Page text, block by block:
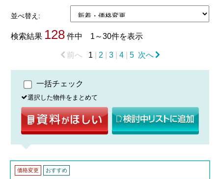
並べ替え:
検索結果 128 件中 1～30件を表示
前へ 1 2 3 4 5 次へ
一括チェック
選択した物件をまとめて
価格変更 おすすめ